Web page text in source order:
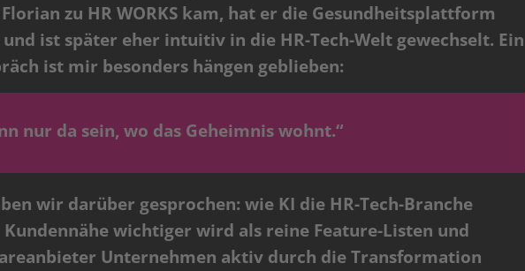
zu HR WORKS kam, hat er die Gesundheitsplattform
ist später eher intuitiv in die HR-Tech-Welt gewechselt. Ein
ist mir besonders hängen geblieben:
nur da sein, wo das Geheimnis wohnt.“
wir darüber gesprochen: wie KI die HR-Tech-Branche
wichtiger wird als reine Feature-Listen und
Unternehmen aktiv durch die Transformation